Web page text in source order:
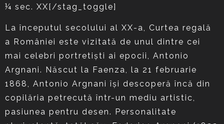
¼ sec. XX[/stag_toggle]
La începutul secolului al XX-a, Curtea regală
a României este vizitată de unul dintre cei
mai celebri portretişti ai epocii, Antonio
Argnani. Născut la Faenza, la 21 februarie
1868, Antonio Argnani îşi descoperă încă din
copilăria petrecută într-un mediu artistic,
pasiunea pentru desen. Personalitate